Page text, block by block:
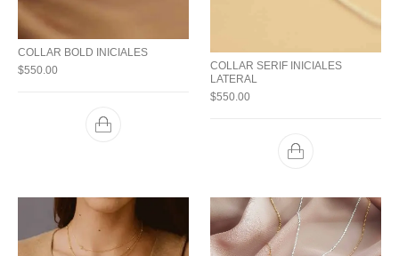
COLLAR BOLD INICIALES
$550.00
COLLAR SERIF INICIALES
LATERAL
$550.00